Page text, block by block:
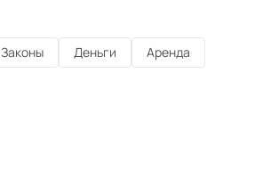
Законы Деньги
Аренда